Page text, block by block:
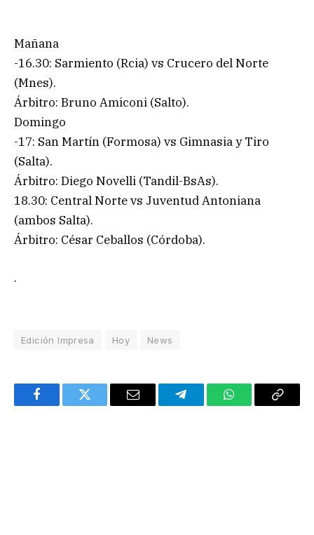
Mañana
-16.30: Sarmiento (Rcia) vs Crucero del Norte
(Mnes).
Árbitro: Bruno Amiconi (Salto).
Domingo
-17: San Martín (Formosa) vs Gimnasia y Tiro
(Salta).
Árbitro: Diego Novelli (Tandil-BsAs).
18.30: Central Norte vs Juventud Antoniana
(ambos Salta).
Árbitro: César Ceballos (Córdoba).
.
Edición Impresa Hoy News
FacebookTwitter Email TelegramWhatsAppCopy